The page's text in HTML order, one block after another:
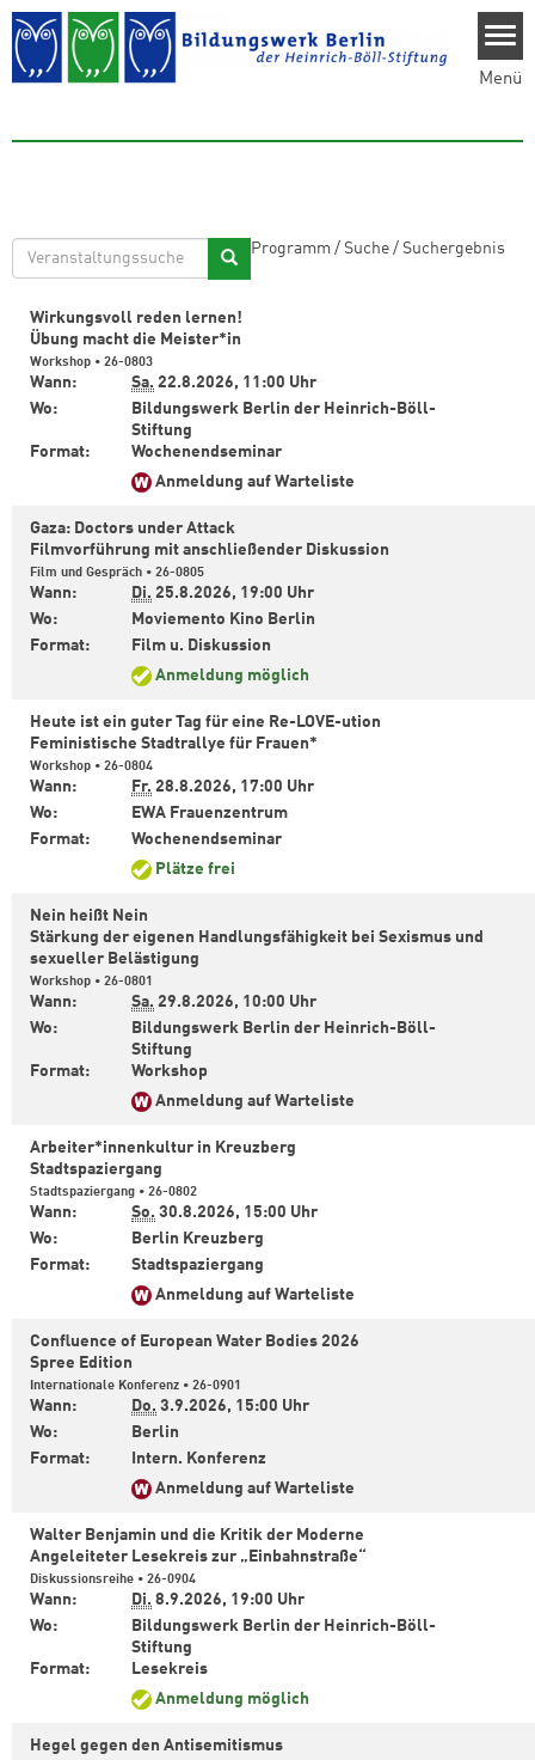
Direkt zum Inhalt
Menü
Programm / Suche / Suchergebnis
Wirkungsvoll reden lernen!
Übung macht die Meister*in
Workshop • 26-0803
Wann: Sa. 22.8.2026, 11:00 Uhr
Wo:
Bildungswerk Berlin der Heinrich-Böll-
Stiftung
Format:
Wochenendseminar
Anmeldung auf Warteliste
Gaza: Doctors under Attack
Filmvorführung mit anschließender Diskussion
Film und Gespräch • 26-0805
Wann: Di. 25.8.2026, 19:00 Uhr
Wo:
Moviemento Kino Berlin
Format:
Film u. Diskussion
Anmeldung möglich
Heute ist ein guter Tag für eine Re-LOVE-ution
Feministische Stadtrallye für Frauen*
Workshop • 26-0804
Wann: Fr. 28.8.2026, 17:00 Uhr
Wo:
EWA Frauenzentrum
Format:
Wochenendseminar
Plätze frei
Nein heißt Nein
Stärkung der eigenen Handlungsfähigkeit bei Sexismus und
sexueller Belästigung
Workshop • 26-0801
Wann: Sa. 29.8.2026, 10:00 Uhr
Wo:
Bildungswerk Berlin der Heinrich-Böll-
Stiftung
Format:
Workshop
Anmeldung auf Warteliste
Arbeiter*innenkultur in Kreuzberg
Stadtspaziergang
Stadtspaziergang • 26-0802
Wann: So. 30.8.2026, 15:00 Uhr
Wo:
Berlin Kreuzberg
Format:
Stadtspaziergang
Anmeldung auf Warteliste
Confluence of European Water Bodies 2026
Spree Edition
Internationale Konferenz • 26-0901
Wann: Do. 3.9.2026, 15:00 Uhr
Wo:
Berlin
Format:
Intern. Konferenz
Anmeldung auf Warteliste
Walter Benjamin und die Kritik der Moderne
Angeleiteter Lesekreis zur „Einbahnstraße“
Diskussionsreihe • 26-0904
Wann: Di. 8.9.2026, 19:00 Uhr
Wo:
Bildungswerk Berlin der Heinrich-Böll-
Stiftung
Format:
Lesekreis
Anmeldung möglich
Hegel gegen den Antisemitismus